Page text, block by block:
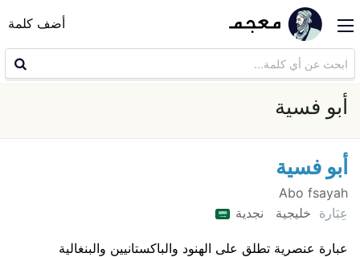
أضف كلمة
أبو فسية
أبو فسية
Abo fsayah
عِبَارة خليجية نجدية
عبارة عنصرية تطلق على الهنود والباكستانيين والبنغالية